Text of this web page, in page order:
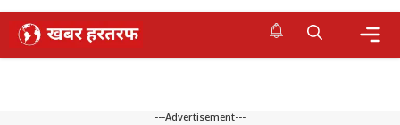
Skip
---Advertisement---